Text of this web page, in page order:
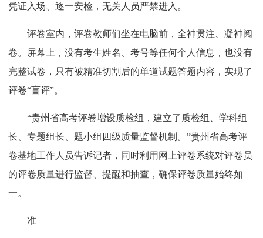
凭证入场、逐一安检，无关人员严禁进入。
评卷室内，评卷教师们坐在电脑前，全神贯注、凝神阅
卷。屏幕上，没有考生姓名、考号等任何个人信息，也没有
完整试卷，只有被精准切割后的单道试题答题内容，实现了
评卷“盲评”。
“贵州省高考评卷增设质检组，建立了质检组、学科组
长、专题组长、题小组四级质量监督机制。”贵州省高考评
卷基地工作人员告诉记者，同时利用网上评卷系统对评卷员
的评卷质量进行监督、提醒和抽查，确保评卷质量始终如
一。
准